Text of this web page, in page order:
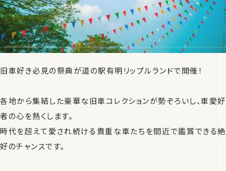
旧車好き必見の祭典が道の駅有明リップルランドで開催！
各地から集結した豪華な旧車コレクションが勢ぞろいし、車愛好
者の心を熱くします。
時代を超えて愛され続ける貴重な車たちを間近で鑑賞できる絶
好のチャンスです。